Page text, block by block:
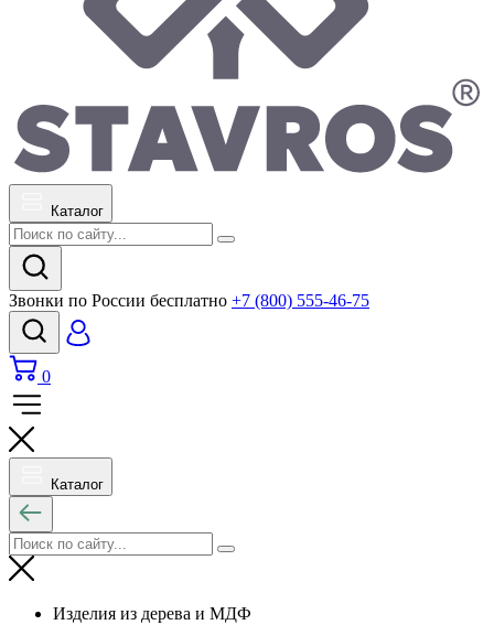
Каталог
Звонки по России бесплатно +7 (800) 555-46-75
0
Каталог
Изделия из дерева и МДФ